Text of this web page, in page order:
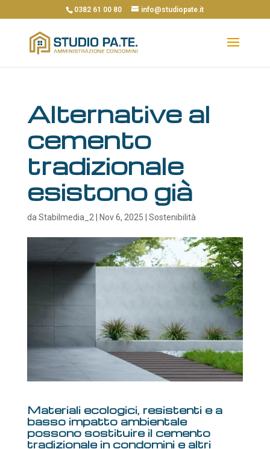
0382 61 00 80 info@studiopate.it
Alternative al
cemento
tradizionale
esistono già
da Stabilmedia_2 Nov 6, 2025 Sostenibilità
Materiali ecologici, resistenti e a
basso impatto ambientale
possono sostituire il cemento
tradizionale in condomini e altri